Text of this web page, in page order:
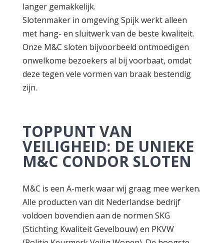
langer gemakkelijk.
Slotenmaker in omgeving Spijk werkt alleen
met hang- en sluitwerk van de beste kwaliteit.
Onze M&C sloten bijvoorbeeld ontmoedigen
onwelkome bezoekers al bij voorbaat, omdat
deze tegen vele vormen van braak bestendig
zijn.
TOPPUNT VAN
VEILIGHEID: DE UNIEKE
M&C CONDOR SLOTEN
M&C is een A-merk waar wij graag mee werken.
Alle producten van dit Nederlandse bedrijf
voldoen bovendien aan de normen SKG
(Stichting Kwaliteit Gevelbouw) en PKVW